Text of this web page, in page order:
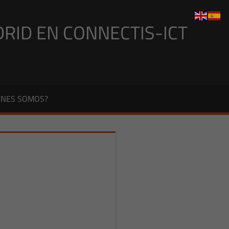
EN CONNECTIS-ICT
SOMOS?